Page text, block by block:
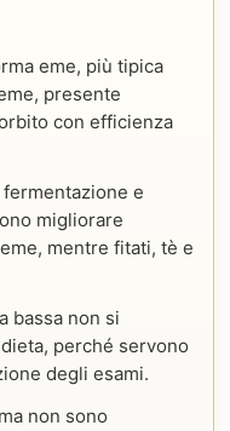
eme, più tipica
presente
con efficienza
e
migliorare
mentre fitati, tè e
bassa non si
perché servono
degli esami.
non sono